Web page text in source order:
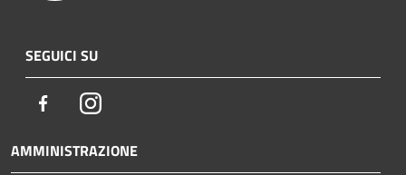
SEGUICI SU
FacebookInstagram
AMMINISTRAZIONE